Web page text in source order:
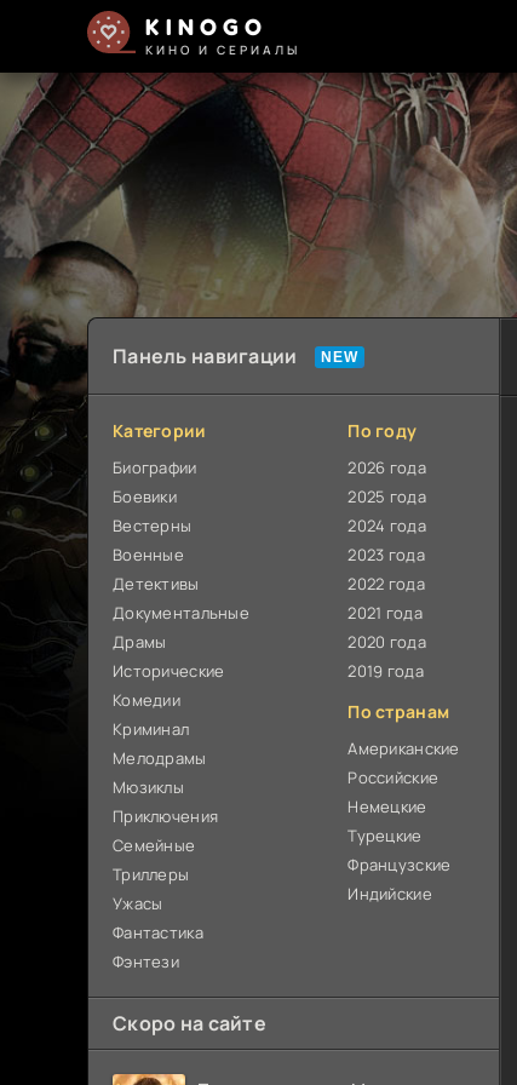
KINOGO
КИНО И СЕРИАЛЫ
Панель навигации
Категории
Биографии
Боевики
Вестерны
Военные
Детективы
Документальные
Драмы
Исторические
Комедии
Криминал
Мелодрамы
Мюзиклы
Приключения
Семейные
Триллеры
Ужасы
Фантастика
Фэнтези
По году
2026 года
2025 года
2024 года
2023 года
2022 года
2021 года
2020 года
2019 года
По странам
Американские
Российские
Немецкие
Турецкие
Французские
Индийские
Скоро на сайте